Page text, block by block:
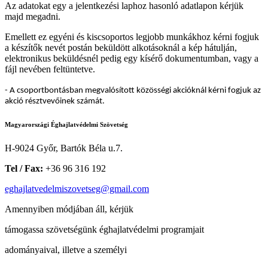
Az adatokat egy a jelentkezési laphoz hasonló adatlapon kérjük
majd megadni.
Emellett ez egyéni és kiscsoportos legjobb munkákhoz kérni fogjuk
a készítők nevét postán beküldött alkotásoknál a kép hátulján,
elektronikus beküldésnél pedig egy kísérő dokumentumban, vagy a
fájl nevében feltüntetve.
- A csoportbontásban megvalósított közösségi akcióknál kérni fogjuk az
akció résztvevőinek számát.
Magyarországi Éghajlatvédelmi Szövetség
H-9024 Győr, Bartók Béla u.7.
Tel / Fax: +36 96 316 192
eghajlatvedelmiszovetseg@gmail.com
Amennyiben módjában áll, kérjük
támogassa szövetségünk éghajlatvédelmi programjait
adományaival, illetve a személyi